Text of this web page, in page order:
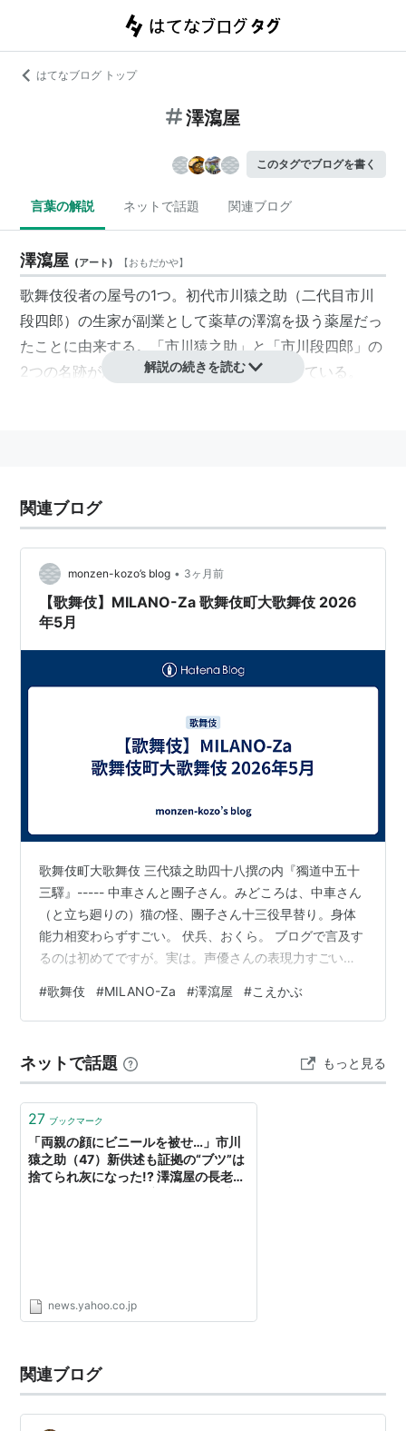
はてなブログ トップ
澤瀉屋
このタグでブログを書く
言葉の解説 ネットで話題 関連ブログ
澤瀉屋 (アート) 【おもだかや】
歌舞伎役者の屋号の1つ。初代市川猿之助（二代目市川
段四郎）の生家が副業として薬草の澤瀉を扱う薬屋だっ
たことに由来する。「市川猿之助」と「市川段四郎」の
2つの名跡が澤瀉屋の宗家の二枚看板となっている。
解説の続きを読む
関連ブログ
monzen-kozo’s blog • 3ヶ月前
【歌舞伎】MILANO-Za 歌舞伎町大歌舞伎 2026
年5月
歌舞伎町大歌舞伎 三代猿之助四十八撰の内『獨道中五十
三驛』----- 中車さんと團子さん。みどころは、中車さん
（と立ち廻りの）猫の怪、團子さん十三役早替り。身体
能力相変わらずすごい。 伏兵、おくら。 ブログで言及す
るのは初めてですが。実は。声優さんの表現力すごいな
取るにあたっては9日一択。櫻井さん。モノノ怪の薬屋と
ホーク騎士団長がおきにです。 朗読、声色使い分け。女
水右衛門。大向こうがないMILANO-Zaですが心で「よ！
櫻井！」と叫んでおきました（呼び捨てかよ）。
（2026.5.9）
#歌舞伎 #MILANO-Za #澤瀉屋 #こえかぶ
ネットで話題 もっと見る
27 ブックマーク
「両親の顔にビニールを被せ…」市川
猿之助（47）新供述も証拠の“ブツ”は
捨てられ灰になった!? 澤瀉屋の長老
news.yahoo.co.jp
関連ブログ